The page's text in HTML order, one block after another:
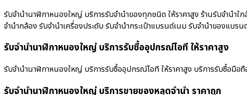
รับจำนำนาฬิกาหนองใหญ่ บริการรับจำนำของทุกชนิด ให้ราคาสูง ร้านรับจํานําใ
จำนำกล้อง รับจำนำเครื่องประดับ รับจำนำกระเป๋าแบรนด์เนม รับจำนำของแบรน
รับจำนำนาฬิกาหนองใหญ่ บริการรับซื้ออุปกรณ์ไอที ให้ราคาสูง
รับจำนำนาฬิกาหนองใหญ่ บริการรับซื้ออุปกรณ์ไอที ให้ราคาสูง บริการรับซื้อมื
รับจำนำนาฬิกาหนองใหญ่ บริการขายของหลุดจำนำ ราคาถูก